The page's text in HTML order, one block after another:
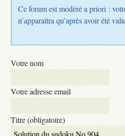
Ce forum est modéré a priori :
n’apparaîtra qu’après avoir été
Votre nom
Votre adresse email
Titre (obligatoire)